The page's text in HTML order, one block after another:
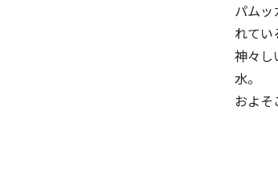
パムッ
れてい
神々し
⽔。
およそ